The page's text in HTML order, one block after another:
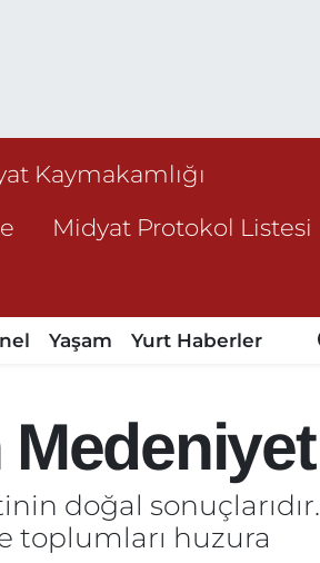
Kaymakamlığı
Midyat Protokol Listesi
Yaşam Yurt Haberler
Medeniyet
doğal sonuçlarıdır.
toplumları huzura